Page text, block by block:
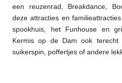
een reuzenrad, Breakdance,
deze attracties en
spookhuis, het Funhouse en
Kermis op de Dam ook terecht
suikerspin, poffertjes of andere